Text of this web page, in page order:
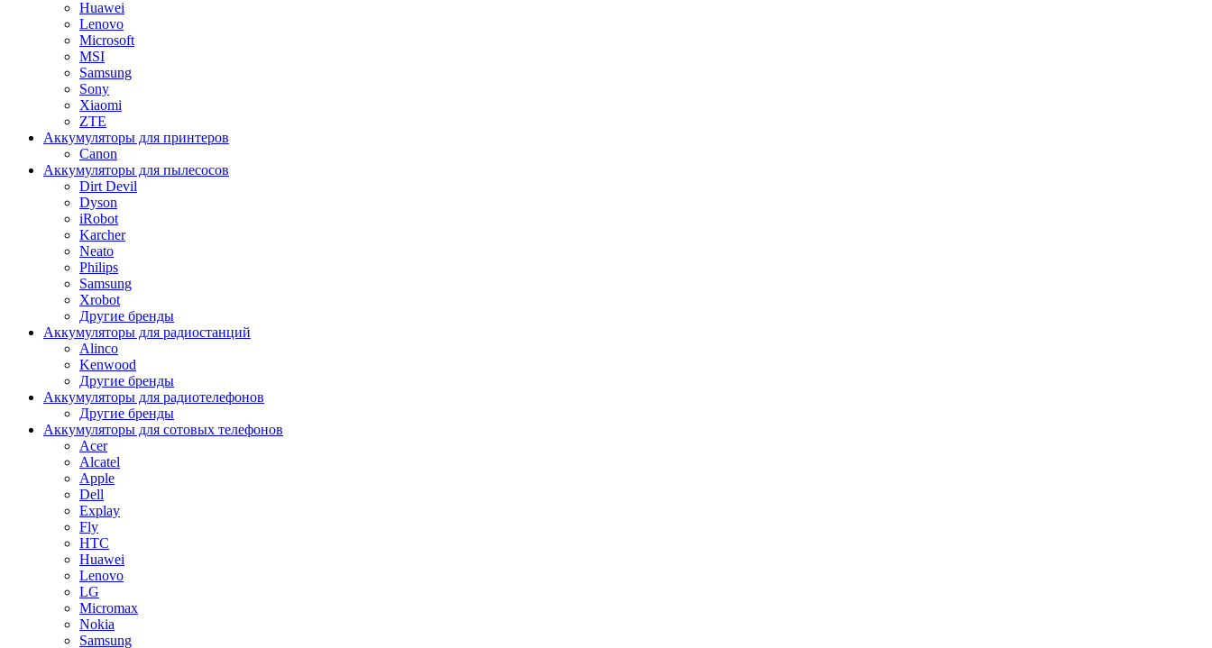
Huawei
Lenovo
Microsoft
MSI
Samsung
Sony
Xiaomi
ZTE
Аккумуляторы для принтеров
Canon
Аккумуляторы для пылесосов
Dirt Devil
Dyson
iRobot
Karcher
Neato
Philips
Samsung
Xrobot
Другие бренды
Аккумуляторы для радиостанций
Alinco
Kenwood
Другие бренды
Аккумуляторы для радиотелефонов
Другие бренды
Аккумуляторы для сотовых телефонов
Acer
Alcatel
Apple
Dell
Explay
Fly
HTC
Huawei
Lenovo
LG
Micromax
Nokia
Samsung